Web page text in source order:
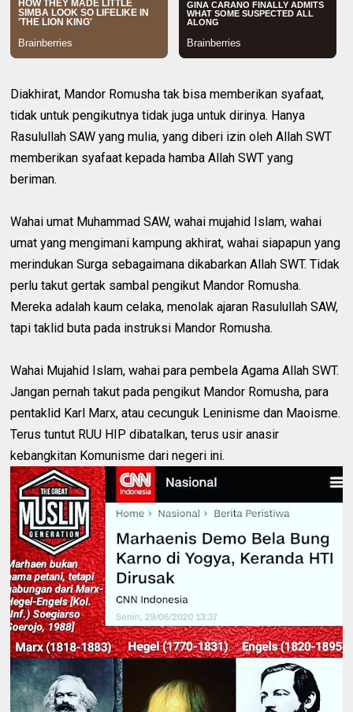
Diakhirat, Mandor Romusha tak bisa memberikan syafaat,
tidak untuk pengikutnya tidak juga untuk dirinya. Hanya
Rasulullah SAW yang mulia, yang diberi izin oleh Allah SWT
memberikan syafaat kepada hamba Allah SWT yang
beriman.
Wahai umat Muhammad SAW, wahai mujahid Islam, wahai
umat yang mengimani kampung akhirat, wahai siapapun yang
merindukan Surga sebagaimana dikabarkan Allah SWT. Tidak
perlu takut gertak sambal pengikut Mandor Romusha.
Mereka adalah kaum celaka, menolak ajaran Rasulullah SAW,
tapi taklid buta pada instruksi Mandor Romusha.
Wahai Mujahid Islam, wahai para pembela Agama Allah SWT.
Jangan pernah takut pada pengikut Mandor Romusha, para
pentaklid Karl Marx, atau cecunguk Leninisme dan Maoisme.
Terus tuntut RUU HIP dibatalkan, terus usir anasir
kebangkitan Komunisme dari negeri ini.